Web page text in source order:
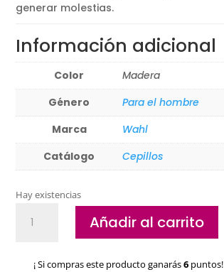
generar molestias.
Información adicional
Color
Madera
Género
Para el hombre
Marca
Wahl
Catálogo
Cepillos
Hay existencias
Mini
Brush
Añadir al carrito
¡ Si compras este producto ganarás6 puntos!